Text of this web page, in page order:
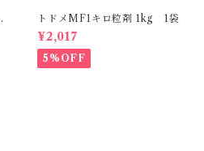
トドメMF1キロ粒剤 1kg 1袋
¥2,017
5%OFF